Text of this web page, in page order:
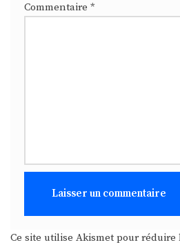
Commentaire *
Ce site utilise Akismet pour réduire